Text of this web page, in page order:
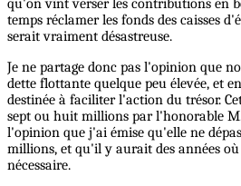
qu'on vînt verser les contributions en
temps réclamer les fonds des caisses
serait vraiment désastreuse.
Je ne partage donc pas l'opinion que
dette flottante quelque peu élevée, et
destinée à faciliter l'action du trésor.
sept ou huit millions par l'honorable
l'opinion que j'ai émise qu'elle ne
millions, et qu'il y aurait des années
nécessaire.